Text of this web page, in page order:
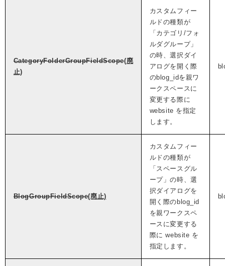
CategoryFolderGroupFieldScope(廃
止)
カスタムフィー
ルドの種類が
「カテゴリ/フォ
ルダグループ」
の時、選択ダイ
アログを開く際
のblog_idを親ワ
ークスペースに
変更する際に
website を指定
します。
BlogGroupFieldScope(廃止)
カスタムフィー
ルドの種類が
「スペースグル
ープ」の時、選
択ダイアログを
開く際のblog_id
を親ワークスペ
ースに変更する
際に website を
指定します。